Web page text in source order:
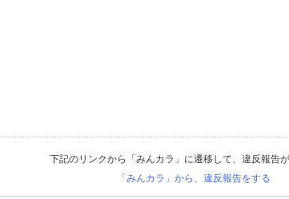
下記のリンクから「みんカラ」に遷移して、違反報告が
「みんカラ」から、違反報告をする